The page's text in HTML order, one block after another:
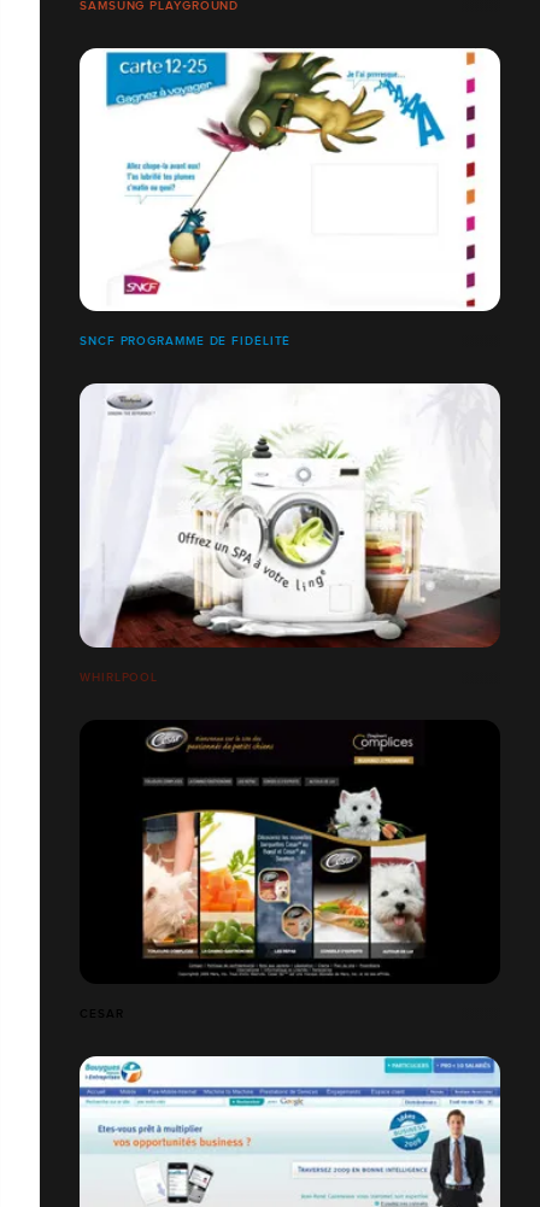
SAMSUNG PLAYGROUND
SNCF PROGRAMME DE FIDÉLITÉ
WHIRLPOOL
CESAR